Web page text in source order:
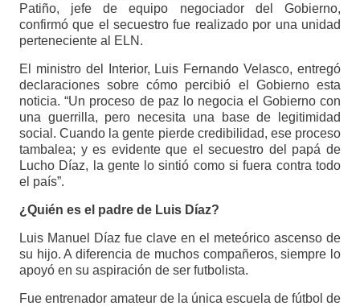
Patiño, jefe de equipo negociador del Gobierno,
confirmó que el secuestro fue realizado por una unidad
perteneciente al ELN.
El ministro del Interior, Luis Fernando Velasco, entregó
declaraciones sobre cómo percibió el Gobierno esta
noticia. “Un proceso de paz lo negocia el Gobierno con
una guerrilla, pero necesita una base de legitimidad
social. Cuando la gente pierde credibilidad, ese proceso
tambalea; y es evidente que el secuestro del papá de
Lucho Díaz, la gente lo sintió como si fuera contra todo
el país”.
¿Quién es el padre de Luis Díaz?
Luis Manuel Díaz fue clave en el meteórico ascenso de
su hijo. A diferencia de muchos compañeros, siempre lo
apoyó en su aspiración de ser futbolista.
Fue entrenador amateur de la única escuela de fútbol de